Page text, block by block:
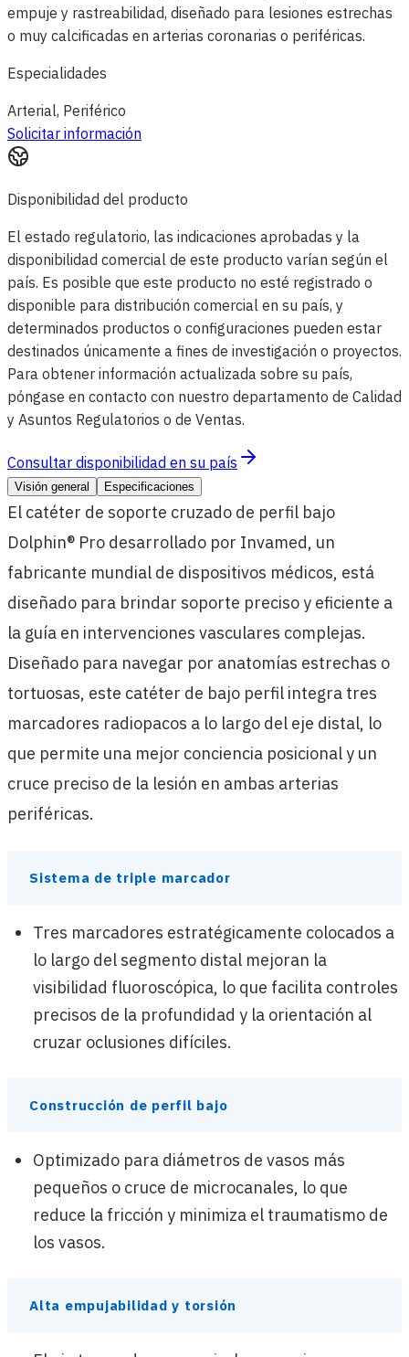
empuje y rastreabilidad, diseñado para lesiones estrechas
o muy calcificadas en arterias coronarias o periféricas.
Especialidades
Arterial, Periférico
Solicitar información
Disponibilidad del producto
El estado regulatorio, las indicaciones aprobadas y la
disponibilidad comercial de este producto varían según el
país. Es posible que este producto no esté registrado o
disponible para distribución comercial en su país, y
determinados productos o configuraciones pueden estar
destinados únicamente a fines de investigación o proyectos.
Para obtener información actualizada sobre su país,
póngase en contacto con nuestro departamento de Calidad
y Asuntos Regulatorios o de Ventas.
Consultar disponibilidad en su país
Visión general Especificaciones
El catéter de soporte cruzado de perfil bajo
Dolphin® Pro desarrollado por Invamed, un
fabricante mundial de dispositivos médicos, está
diseñado para brindar soporte preciso y eficiente a
la guía en intervenciones vasculares complejas.
Diseñado para navegar por anatomías estrechas o
tortuosas, este catéter de bajo perfil integra tres
marcadores radiopacos a lo largo del eje distal, lo
que permite una mejor conciencia posicional y un
cruce preciso de la lesión en ambas arterias
periféricas.
Sistema de triple marcador
Tres marcadores estratégicamente colocados a
lo largo del segmento distal mejoran la
visibilidad fluoroscópica, lo que facilita controles
precisos de la profundidad y la orientación al
cruzar oclusiones difíciles.
Construcción de perfil bajo
Optimizado para diámetros de vasos más
pequeños o cruce de microcanales, lo que
reduce la fricción y minimiza el traumatismo de
los vasos.
Alta empujabilidad y torsión